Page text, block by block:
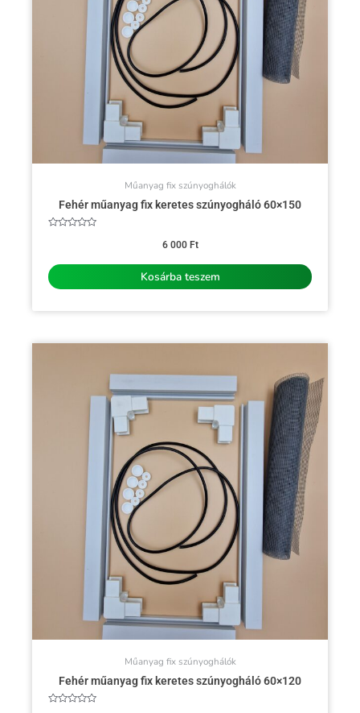
Műanyag fix szúnyoghálók
Fehér műanyag fix keretes szúnyogháló 60×150
6 000 Ft
Kosárba teszem
Műanyag fix szúnyoghálók
Fehér műanyag fix keretes szúnyogháló 60×120